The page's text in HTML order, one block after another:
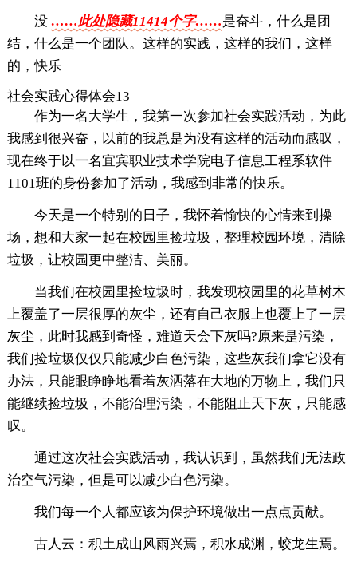
没 ……此处隐藏11414个字……是奋斗，什么是团
结，什么是一个团队。这样的实践，这样的我们，这样
的，快乐
社会实践心得体会13
作为一名大学生，我第一次参加社会实践活动，为此
我感到很兴奋，以前的我总是为没有这样的活动而感叹，
现在终于以一名宜宾职业技术学院电子信息工程系软件
1101班的身份参加了活动，我感到非常的快乐。
今天是一个特别的日子，我怀着愉快的心情来到操
场，想和大家一起在校园里捡垃圾，整理校园环境，清除
垃圾，让校园更中整洁、美丽。
当我们在校园里捡垃圾时，我发现校园里的花草树木
上覆盖了一层很厚的灰尘，还有自己衣服上也覆上了一层
灰尘，此时我感到奇怪，难道天会下灰吗?原来是污染，
我们捡垃圾仅仅只能减少白色污染，这些灰我们拿它没有
办法，只能眼睁睁地看着灰洒落在大地的万物上，我们只
能继续捡垃圾，不能治理污染，不能阻止天下灰，只能感
叹。
通过这次社会实践活动，我认识到，虽然我们无法政
治空气污染，但是可以减少白色污染。
我们每一个人都应该为保护环境做出一点点贡献。
古人云：积土成山风雨兴焉，积水成渊，蛟龙生焉。